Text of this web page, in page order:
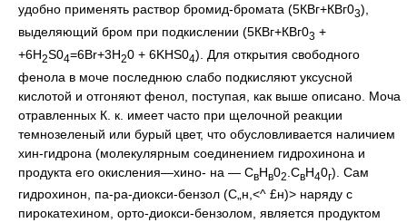
удобно применять раствор бромид-бромата (5КВг+КВг03),
выделяющий бром при подкислении (5КВг+КВг03 +
+6H2S04=6Br+3H20 + 6KHS04). Для открытия свободного
фенола в моче последнюю слабо подкисляют уксусной
кислотой и отгоняют фенол, поступая, как выше описано. Моча
отравленных К. к. имеет часто при щелочной реакции
темнозеленый или бурый цвет, что обусловливается наличием
хин-гидрона (молекулярным соединением гидрохинона и
продукта его окисления—хино- на — СвНв02 .СвН40г). Сам
гидрохинон, па-ра-диокси-бензол (С„н,<^ £н)> наряду с
пирокатехином, орто-диокси-бензолом, является продуктом